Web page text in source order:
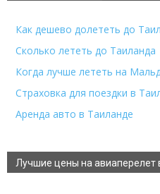
Как дешево долететь до
Сколько лететь до Таиланда
Когда лучше лететь на
Страховка для поездки в
Аренда авто в Таиланде
Лучшие цены на авиаперелет